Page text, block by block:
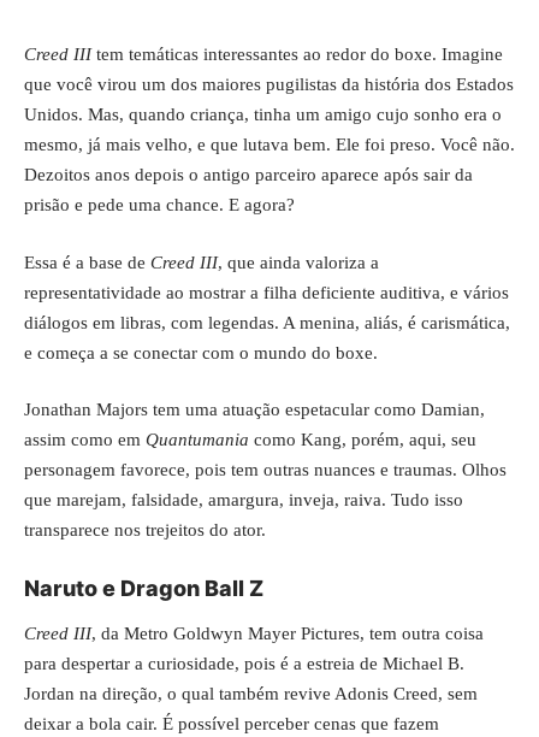
Creed IIItem temáticas interessantes ao redor do boxe. Imagine
que você virou um dos maiores pugilistas da história dos Estados
Unidos. Mas, quando criança, tinha um amigo cujo sonho era o
mesmo, já mais velho, e que lutava bem. Ele foi preso. Você não.
Dezoitos anos depois o antigo parceiro aparece após sair da
prisão e pede uma chance. E agora?
Essa é a base de Creed III, que ainda valoriza a
representatividade ao mostrar a filha deficiente auditiva, e vários
diálogos em libras, com legendas. A menina, aliás, é carismática,
e começa a se conectar com o mundo do boxe.
Jonathan Majors tem uma atuação espetacular como Damian,
assim como em Quantumania como Kang, porém, aqui, seu
personagem favorece, pois tem outras nuances e traumas. Olhos
que marejam, falsidade, amargura, inveja, raiva. Tudo isso
transparece nos trejeitos do ator.
Naruto e Dragon Ball Z
Creed III, da Metro Goldwyn Mayer Pictures, tem outra coisa
para despertar a curiosidade, pois é a estreia de Michael B.
Jordan na direção, o qual também revive Adonis Creed, sem
deixar a bola cair. É possível perceber cenas que fazem